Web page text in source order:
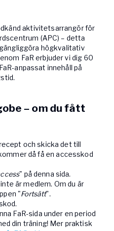
aktivitetsarrangör för
(APC) – detta
högkvalitativ
FaR erbjuder vi dig 60
anpassat innehåll på
– om du fått
och skicka det till
då få en accesskod
" på denna sida.
är medlem. Om du är
"Fortsätt".
FaR-sida under en period
din träning! Mer praktisk